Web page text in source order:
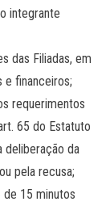
integrante
das Filiadas, em
financeiros;
requerimentos
65 do Estatuto
deliberação da
pela recusa;
15 minutos